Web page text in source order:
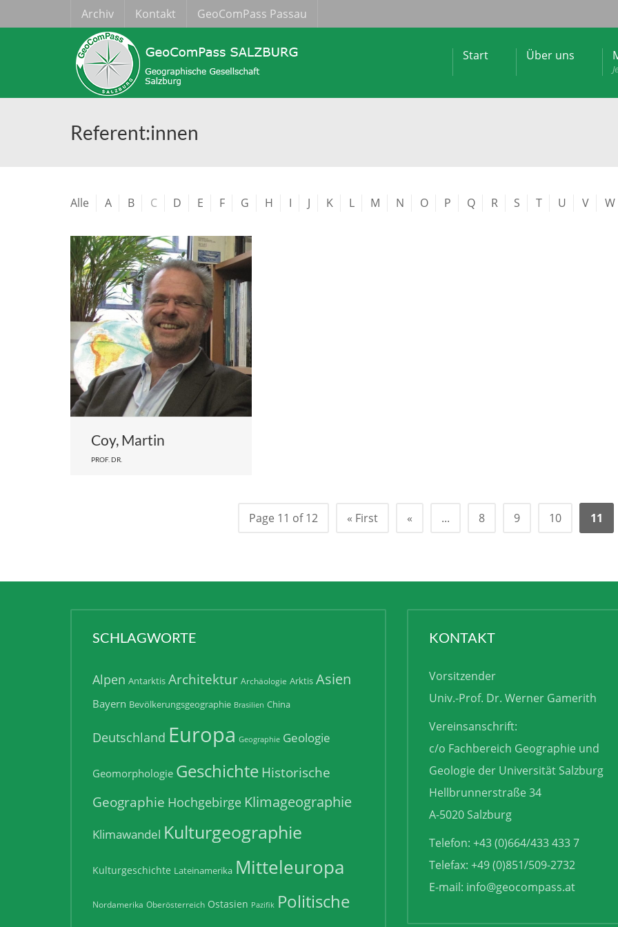
Archiv Kontakt GeoComPass Passau
Start Über uns
Referent:innen
Alle A B C D E F G H I J K L M N O P Q R S T U V W
Coy, Martin
PROF. DR.
Page 11 of 12 « First « ... 8 9 10 11
SCHLAGWORTE
Alpen Antarktis Architektur Archäologie Arktis Asien
Bayern Bevölkerungsgeographie Brasilien China
Deutschland Europa Geographie Geologie
Geomorphologie GeschichteHistorische
Geographie Hochgebirge Klimageographie
Klimawandel Kulturgeographie
Kulturgeschichte Lateinamerika Mitteleuropa
Nordamerika Oberösterreich Ostasien Pazifik Politische
KONTAKT
Vorsitzender
Univ.-Prof. Dr. Werner Gamerith
Vereinsanschrift:
c/o Fachbereich Geographie und
Geologie der Universität Salzburg
Hellbrunnerstraße 34
A-5020 Salzburg
Telefon: +43 (0)664/433 433 7
Telefax: +49 (0)851/509-2732
E-mail: info@geocompass.at